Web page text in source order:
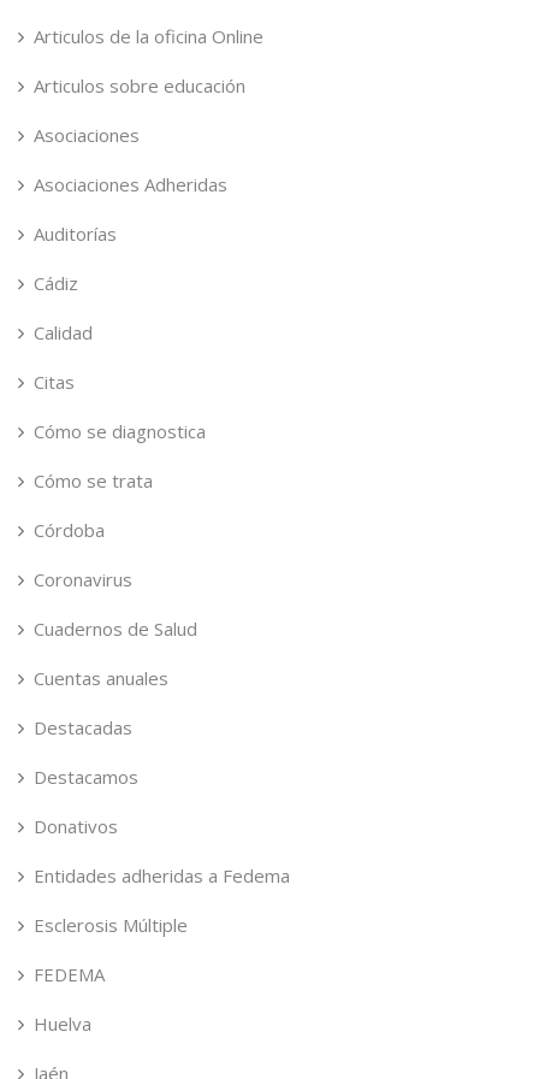
Articulos de la oficina Online
Articulos sobre educación
Asociaciones
Asociaciones Adheridas
Auditorías
Cádiz
Calidad
Citas
Cómo se diagnostica
Cómo se trata
Córdoba
Coronavirus
Cuadernos de Salud
Cuentas anuales
Destacadas
Destacamos
Donativos
Entidades adheridas a Fedema
Esclerosis Múltiple
FEDEMA
Huelva
Jaén